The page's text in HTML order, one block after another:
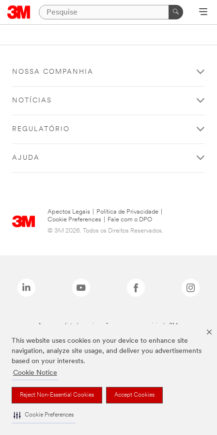
This website uses cookies on your device to enhance site
navigation, analyze site usage, and deliver you advertisements
based on your interests.
Cookie Notice
Reject Non-Essential Cookies Accept Cookies
Cookie Preferences
NOSSA COMPANHIA
NOTÍCIAS
REGULATÓRIO
AJUDA
Apectos Legais Política de Privacidade
Cookie Preferences
Fale com o DPO
© 3M 2026. Todos os Direitos Reservados.
As marcas listadas a cima são marcas comerciais da 3M.